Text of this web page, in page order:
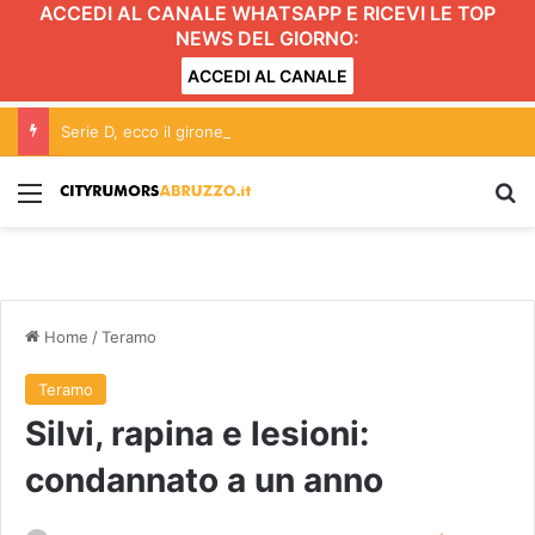
ACCEDI AL CANALE WHATSAPP E RICEVI LE TOP
NEWS DEL GIORNO:
ACCEDI AL CANALE
Serie D, ecco il girone delle abruzzesi
Menu
Home /Teramo
Teramo
Silvi, rapina e lesioni:
condannato a un anno